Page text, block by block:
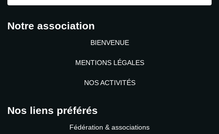
Notre association
BIENVENUE
MENTIONS LÉGALES
NOS ACTIVITÉS
Nos liens préférés
Fédération & associations